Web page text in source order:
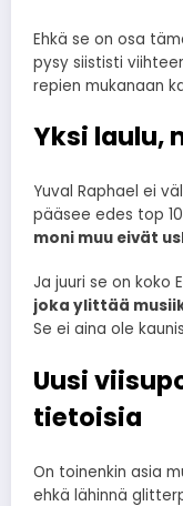
Ehkä se on osa
pysy siististi
repien mukanaan
Yksi laulu,
Yuval Raphael ei
pääsee edes top
moni muu eivät
Ja juuri se on koko
joka ylittää
Se ei aina ole
Uusi
tietoisia
On toinenkin asia
ehkä lähinnä